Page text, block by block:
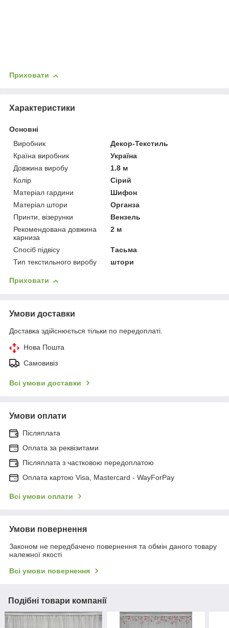
Приховати
Характеристики
Основні
Виробник
Декор-Текстиль
Країна виробник
Україна
Довжина виробу
1.8 м
Колір
Сірий
Матеріал гардини
Шифон
Матеріал штори
Органза
Принти, візерунки
Вензель
Рекомендована довжина
карниза
2 м
Спосіб підвісу
Тасьма
Тип текстильного виробу
штори
Приховати
Умови доставки
Доставка здійснюється тільки по передоплаті.
Нова Пошта
Самовивіз
Всі умови доставки
Умови оплати
Післяплата
Оплата за реквізитами
Післяплата з частковою передоплатою
Оплата картою Visa, Mastercard - WayForPay
Всі умови оплати
Умови повернення
Законом не передбачено повернення та обмін даного товару
належної якості
Всі умови повернення
Подібні товари компанії